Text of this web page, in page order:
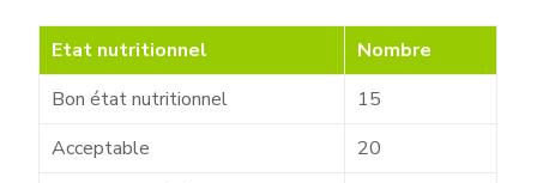
Etat nutritionnel
Nombre
Bon état nutritionnel
15
Acceptable
20